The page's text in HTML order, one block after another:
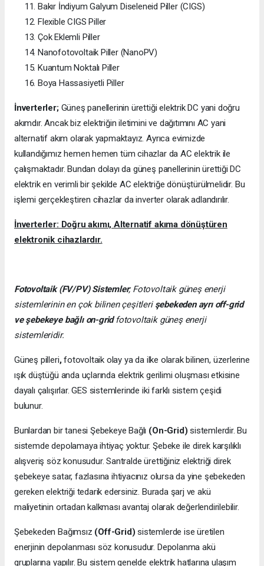
Bakır İndiyum Galyum Diseleneid Piller (CIGS)
Flexible CIGS Piller
Çok Eklemli Piller
Nanofotovoltaik Piller (NanoPV)
Kuantum Noktalı Piller
Boya Hassasiyetli Piller
İnverterler;Güneş panellerinin ürettiği elektrik DC yani doğru
akımdır. Ancak biz elektriğin iletimini ve dağıtımını AC yani
alternatif akım olarak yapmaktayız. Ayrıca evimizde
kullandığımız hemen hemen tüm cihazlar da AC elektrik ile
çalışmaktadır. Bundan dolayı da güneş panellerinin ürettiği DC
elektrik en verimli bir şekilde AC elektriğe dönüştürülmelidir. Bu
işlemi gerçekleştiren cihazlar da inverter olarak adlandırılır.
İnverterler: Doğru akımı, Alternatif akıma dönüştüren
elektronik cihazlardır.
Fotovoltaik (FV/PV) Sistemler; Fotovoltaik güneş enerji
sistemlerinin en çok bilinen çeşitleri şebekeden ayrı off-grid
ve şebekeye bağlı on-gridfotovoltaik güneş enerji
sistemleridir.
Güneş pilleri,fotovoltaik olay ya da ilke olarak bilinen, üzerlerine
ışık düştüğü anda uçlarında elektrik gerilimi oluşması etkisine
dayalı çalışırlar. GES sistemlerinde iki farklı sistem çeşidi
bulunur.
Bunlardan bir tanesi Şebekeye Bağlı (On-Grid) sistemlerdir. Bu
sistemde depolamaya ihtiyaç yoktur. Şebeke ile direk karşılıklı
alışveriş söz konusudur. Santralde ürettiğiniz elektriği direk
şebekeye satar, fazlasına ihtiyacınız olursa da yine şebekeden
gereken elektriği tedarik edersiniz. Burada şarj ve akü
maliyetinin ortadan kalkması avantaj olarak değerlendirilebilir.
Şebekeden Bağımsız (Off-Grid) sistemlerde ise üretilen
enerjinin depolanması söz konusudur. Depolanma akü
gruplarına yapılır. Bu sistem genelde elektrik hatlarına ulaşım